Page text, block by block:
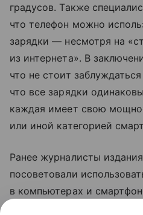
градусов. Также
что телефон можно
зарядки — несмотря на
из интернета». В
что не стоит
что все зарядки
каждая имеет свою
или иной категорией
Ранее журналисты
посоветовали
в компьютерах и